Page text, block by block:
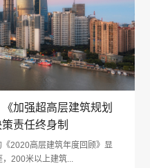
加强超高层建筑规划
责任终身制
2020高层建筑年度回顾》显
200米以上建筑...